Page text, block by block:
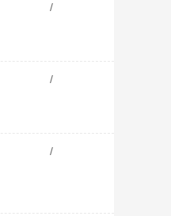
/
/
/